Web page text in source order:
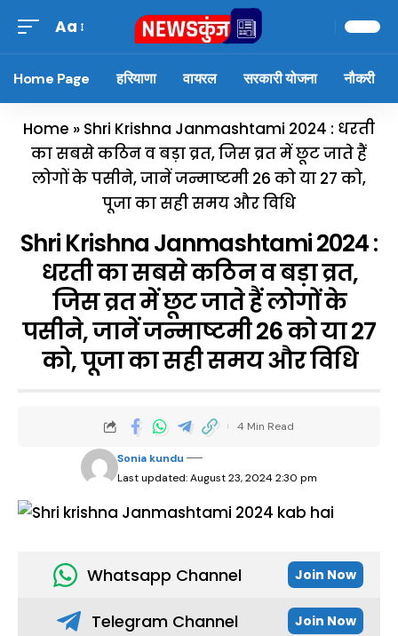
Aa
Home Page हरियाणा वायरल सरकारी योजना नौकरी
Home » Shri Krishna Janmashtami 2024 : धरती
का सबसे कठिन व बड़ा व्रत, जिस व्रत में छूट जाते हैं
लोगों के पसीने, जानें जन्माष्टमी 26 को या 27 को,
पूजा का सही समय और विधि
Shri Krishna Janmashtami 2024 :
धरती का सबसे कठिन व बड़ा व्रत,
जिस व्रत में छूट जाते हैं लोगों के
पसीने, जानें जन्माष्टमी 26 को या 27
को, पूजा का सही समय और विधि
Last updated: August 23, 2024 2:30 pm
Sonia kundu
4 Min Read
Whatsapp Channel Join Now
Telegram Channel Join Now